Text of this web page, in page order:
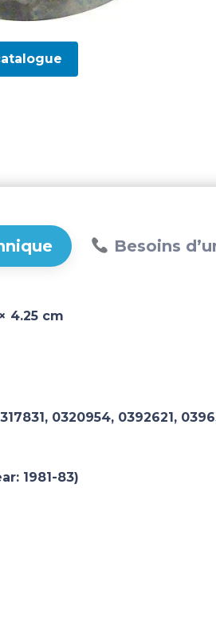
Besoins
4.25 cm
0320954, 0392621,
1981-83)